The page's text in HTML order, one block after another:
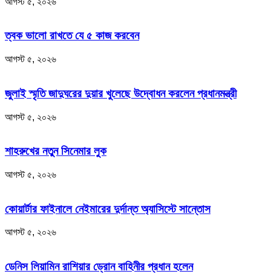
ত্বক ভালো রাখতে যে ৫ কাজ করবেন
আগস্ট ৫, ২০২৬
জুলাই স্মৃতি জাদুঘরের দুয়ার খুলেছে উদ্বোধন করলেন প্রধানমন্ত্রী
আগস্ট ৫, ২০২৬
শাহরুখের নতুন সিনেমার লুক
আগস্ট ৫, ২০২৬
কোয়ার্টার ফাইনালে নেইমারের দুর্দান্ত অ্যাসিস্টে সান্তোস
আগস্ট ৫, ২০২৬
ডেনিস লিয়ামিন রাশিয়ার ড্রোন বাহিনীর প্রধান হলেন